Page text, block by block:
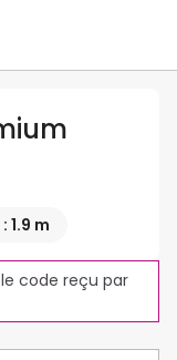
1.9 m
code reçu par